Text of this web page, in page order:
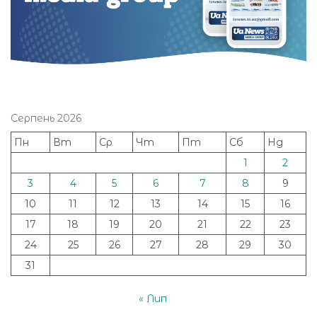
Серпень 2026
Пн
Вт Ср Чт Пт Сб
Нд
1
2
3
4 5 6 7 8
9
10
11 12 13 14 15
16
17
18 19 20 21 22
23
24
25 26 27 28 29
30
31
« Лип